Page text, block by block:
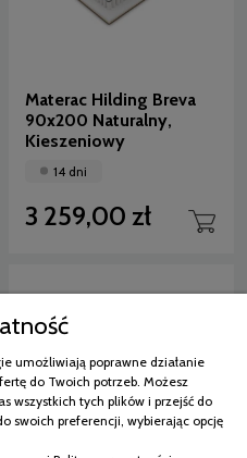
Materac Hilding Breva
90x200 Naturalny,
Kieszeniowy
14 dni
3 259,00 zł
umożliwiają poprawne działanie
do Twoich potrzeb. Możesz
wszystkich tych plików i przejść do
swoich preferencji, wybierając opcję